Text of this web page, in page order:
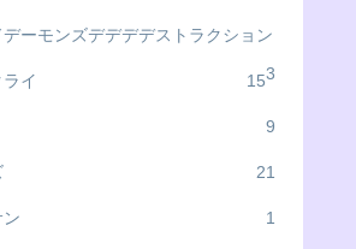
ーモンズデデデデストラクション
3
イ 15
9
21
ン 1